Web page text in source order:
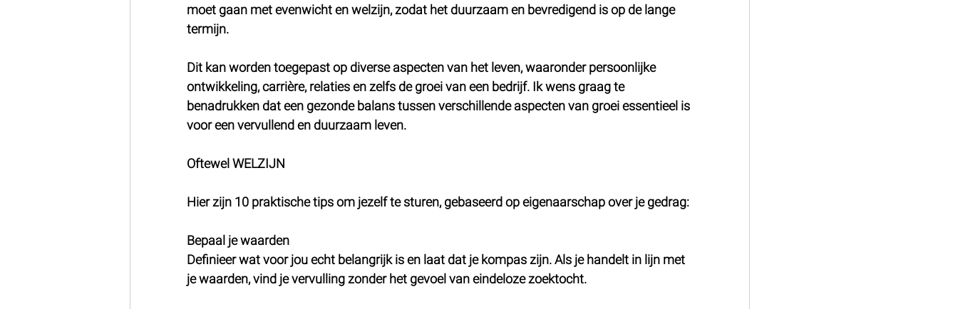
moet gaan met evenwicht en welzijn, zodat het duurzaam en bevredigend is op de lange
termijn.
Dit kan worden toegepast op diverse aspecten van het leven, waaronder persoonlijke
ontwikkeling, carrière, relaties en zelfs de groei van een bedrijf. Ik wens graag te
benadrukken dat een gezonde balans tussen verschillende aspecten van groei essentieel is
voor een vervullend en duurzaam leven.
Oftewel WELZIJN
Hier zijn 10 praktische tips om jezelf te sturen, gebaseerd op eigenaarschap over je gedrag:
Bepaal je waarden
Definieer wat voor jou echt belangrijk is en laat dat je kompas zijn. Als je handelt in lijn met
je waarden, vind je vervulling zonder het gevoel van eindeloze zoektocht.